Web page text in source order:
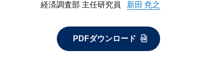
経済調査部 主任研究員 新田 尭之
PDFダウンロード